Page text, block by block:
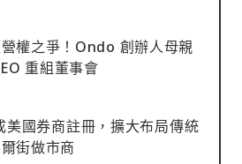
權之爭！Ondo 創辦人母親
重組董事會
國券商註冊，擴大布局傳統
街做市商